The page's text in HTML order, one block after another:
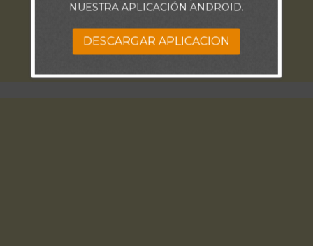
NUESTRA APLICACIÓN ANDROID.
DESCARGAR APLICACION